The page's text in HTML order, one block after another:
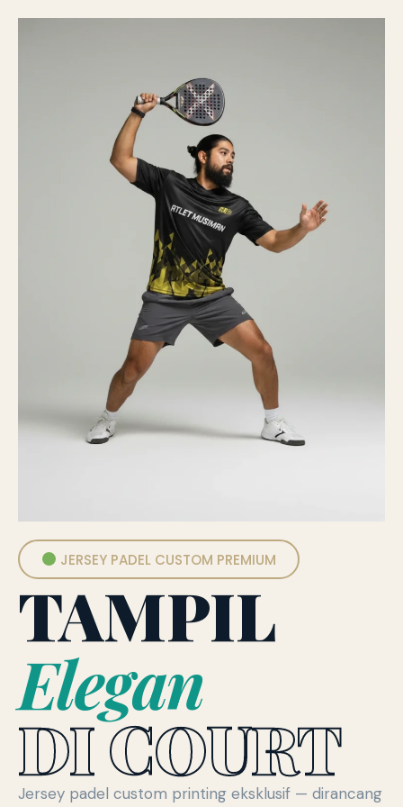
JERSEY PADEL CUSTOM PREMIUM
TAMPIL
Elegan
DI COURT
Jersey padel custom printing eksklusif — dirancang